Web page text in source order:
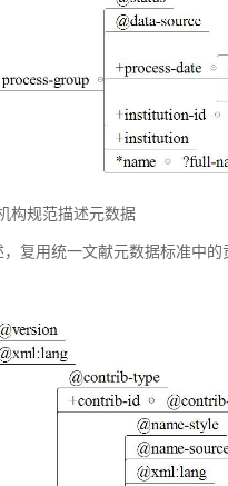
构规范描述元数据
复用统一文献元数据标准中